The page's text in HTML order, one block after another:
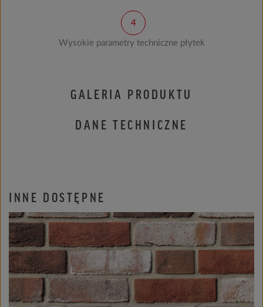
Wysokie parametry techniczne płytek
GALERIA PRODUKTU
DANE TECHNICZNE
INNE DOSTĘPNE